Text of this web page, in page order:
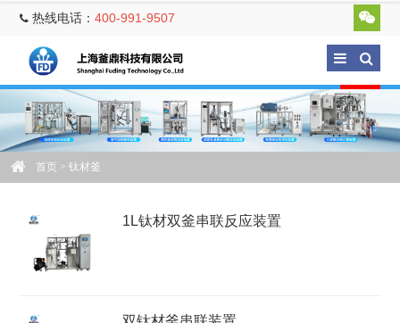
热线电话：400-991-9507
首页 > 钛材釜
1L钛材双釜串联反应装置